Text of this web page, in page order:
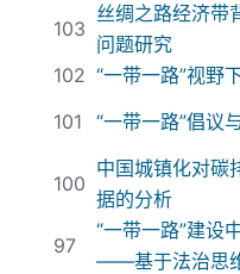
103
丝绸之路经济带
问题研究
102 “一带一路”视野
101
“一带一路”倡议
100
中国城镇化对
据的分析
97
“一带一路”建设
——基于法治思